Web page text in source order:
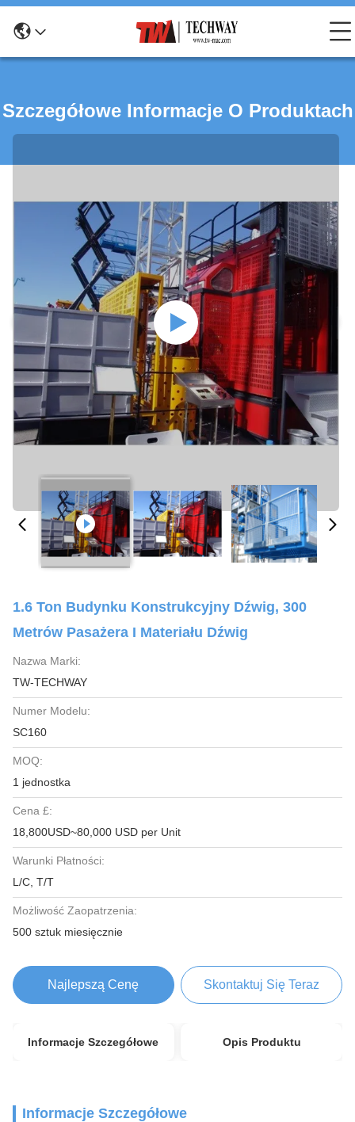
Szczegółowe Informacje O Produktach
1.6 Ton Budynku Konstrukcyjny Dźwig, 300
Metrów Pasażera I Materiału Dźwig
Nazwa Marki:
TW-TECHWAY
Numer Modelu:
SC160
MOQ:
1 jednostka
Cena £:
18,800USD~80,000 USD per Unit
Warunki Płatności:
L/C, T/T
Możliwość Zaopatrzenia:
500 sztuk miesięcznie
Najlepszą Cenę Skontaktuj Się Teraz
Informacje Szczegółowe Opis Produktu
Informacje Szczegółowe